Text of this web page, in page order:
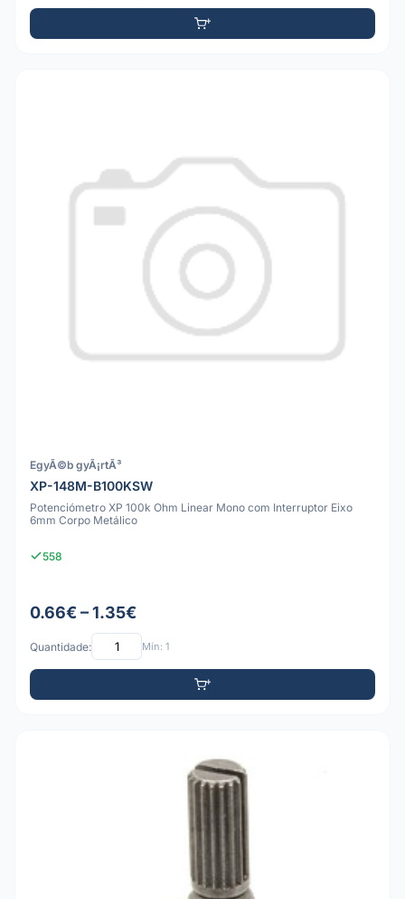
EgyÃ©b gyÃ¡rtÃ³
XP-148M-B100KSW
Potenciómetro XP 100k Ohm Linear Mono com Interruptor Eixo
6mm Corpo Metálico
558
0.66€ – 1.35€
Quantidade: Mín: 1